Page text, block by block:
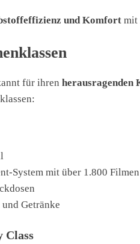
und Komfort mit
für ihren herausragenden
System mit über 1.800
Getränke
Class